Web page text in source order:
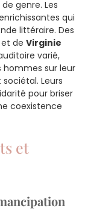
genre. Les
qui
littéraire. Des
de Virginie
varié,
hommes sur leur
Leurs
pour briser
coexistence
et